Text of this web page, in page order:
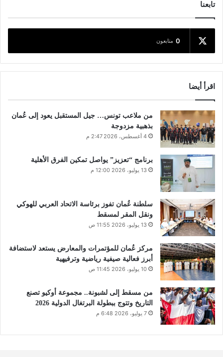
تابعنا
0 متابعون
اقرأ أيضا
من ملاعب تونس… جيل المستقبل يعود إلى عُمان
بذهبية مزدوجة
4 أغسطس، 2026 2:47 م
برنامج “تعزيز” يواصل تمكين الفرق الأهلية
13 يوليو، 2026 12:00 م
سلطنة عُمان تفوز برئاسة الاتحاد العربي للهوكي
ونقل المقر لمسقط
13 يوليو، 2026 11:55 ص
مركز عُمان للمؤتمرات والمعارض يستعد لاستضافة
أبرز فعالية صيفية رياضية وترفيهية
10 يوليو، 2026 11:45 ص
من مسقط إلى لشبونة.. مجموعة أوكيو تصنع
التاريخ وتتوج ببطولة البرتغال الدولية 2026
7 يوليو، 2026 6:48 م